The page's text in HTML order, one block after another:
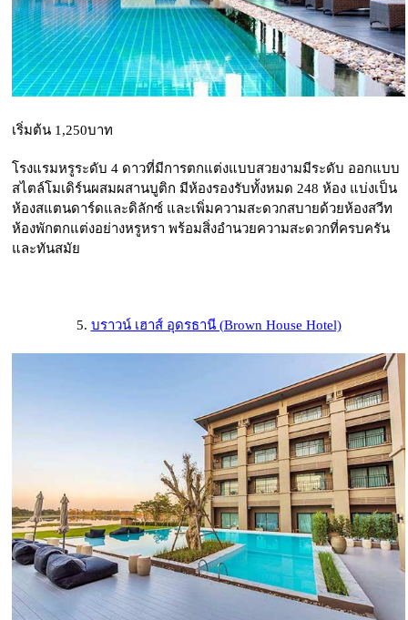
เริ่มต้น 1,250บาท
โรงแรมหรูระดับ 4 ดาวที่มีการตกแต่งแบบสวยงามมีระดับ ออกแบบ
สไตล์โมเดิร์นผสมผสานบูติก มีห้องรองรับทั้งหมด 248 ห้อง แบ่งเป็น
ห้องสแตนดาร์ดและดิลักซ์ และเพิ่มความสะดวกสบายด้วยห้องสวีท
ห้องพักตกแต่งอย่างหรูหรา พร้อมสิ่งอำนวยความสะดวกที่ครบครัน
และทันสมัย
5. บราวน์ เฮาส์ อุดรธานี (Brown House Hotel)